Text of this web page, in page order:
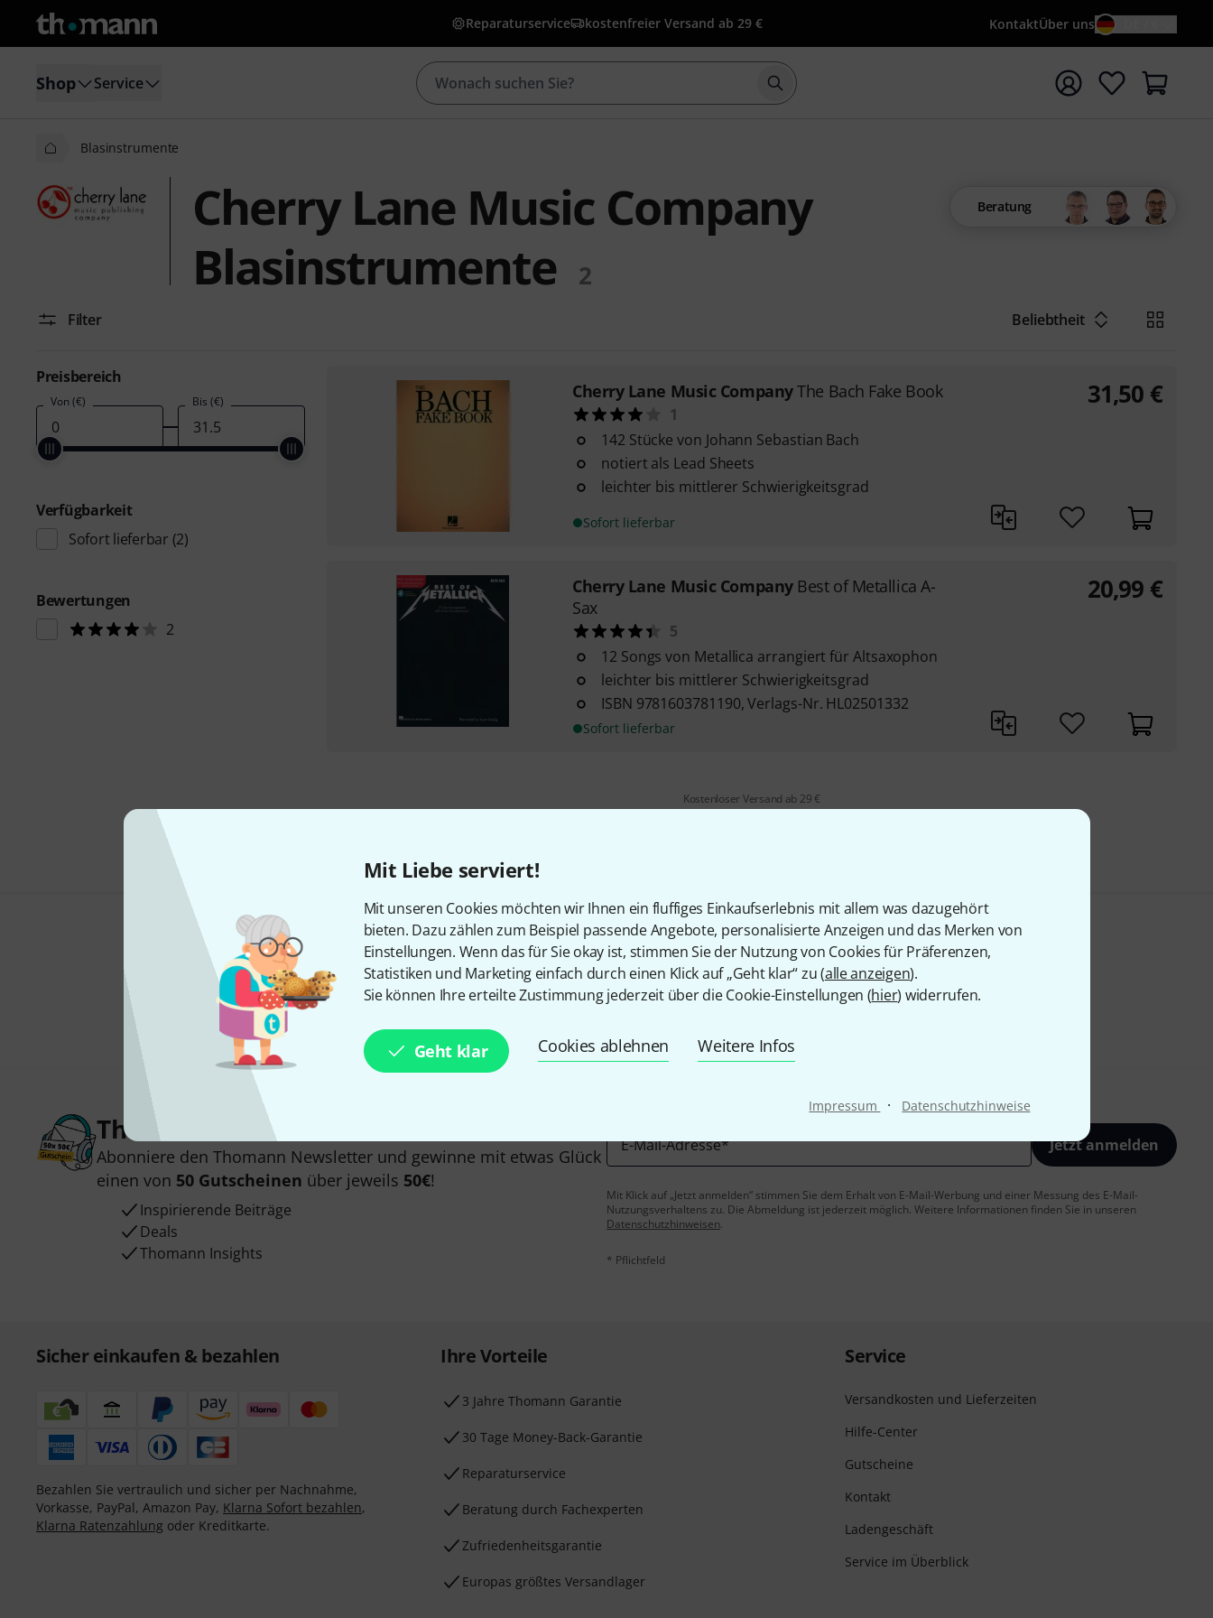
Mit Liebe serviert!
Mit unseren Cookies möchten wir Ihnen ein fluffiges Einkaufserlebnis mit allem was dazugehört
bieten. Dazu zählen zum Beispiel passende Angebote, personalisierte Anzeigen und das Merken von
Einstellungen. Wenn das für Sie okay ist, stimmen Sie der Nutzung von Cookies für Präferenzen,
Statistiken und Marketing einfach durch einen Klick auf „Geht klar“ zu (alle anzeigen).
Sie können Ihre erteilte Zustimmung jederzeit über die Cookie-Einstellungen (hier) widerrufen.
Geht klar Cookies ablehnen Weitere Infos
Impressum · Datenschutzhinweise
Reparaturservice kostenfreier Versand ab 29 € KontaktÜber uns
Shop Service Suche mit Suchwort {searchTerm} starten
Blasinstrumente
Cherry Lane Music Company
Blasinstrumente
2
Beratung
Filter Beliebtheit
Preisbereich
Von (€) Bis (€)
Verfügbarkeit
Sofort lieferbar (2)
Bewertungen
2
Cherry Lane Music CompanyThe Bach Fake Book
1
142 Stücke von Johann Sebastian Bach
notiert als Lead Sheets
leichter bis mittlerer Schwierigkeitsgrad
Sofort lieferbar
31,50 €
Cherry Lane Music Company Best of Metallica A-
Sax
5
12 Songs von Metallica arrangiert für Altsaxophon
leichter bis mittlerer Schwierigkeitsgrad
ISBN 9781603781190, Verlags-Nr. HL02501332
Sofort lieferbar
20,99 €
Kostenloser Versand ab 29 €
Gefällt Ihnen, was Sie sehen?
Teilen Hilfe & Feedback
Thomann Newsletter
Abonniere den Thomann Newsletter und gewinne mit etwas Glück
einen von 50 Gutscheinen über jeweils 50€!
Inspirierende Beiträge
Deals
Thomann Insights
E-Mail-Adresse* Jetzt anmelden
Mit Klick auf „Jetzt anmelden“ stimmen Sie dem Erhalt von E-Mail-Werbung und einer Messung des E-Mail-
Nutzungsverhaltens zu. Die Abmeldung ist jederzeit möglich. Weitere Informationen finden Sie in unseren
Datenschutzhinweisen.
* Pflichtfeld
Sicher einkaufen & bezahlen
Bezahlen Sie vertraulich und sicher per Nachnahme,
Vorkasse, PayPal, Amazon Pay, Klarna Sofort bezahlen,
Klarna Ratenzahlung oder Kreditkarte.
Ihre Vorteile
3 Jahre Thomann Garantie
30 Tage Money-Back-Garantie
Reparaturservice
Beratung durch Fachexperten
Zufriedenheitsgarantie
Europas größtes Versandlager
Service
Versandkosten und Lieferzeiten
Hilfe-Center
Gutscheine
Kontakt
Ladengeschäft
Service im Überblick